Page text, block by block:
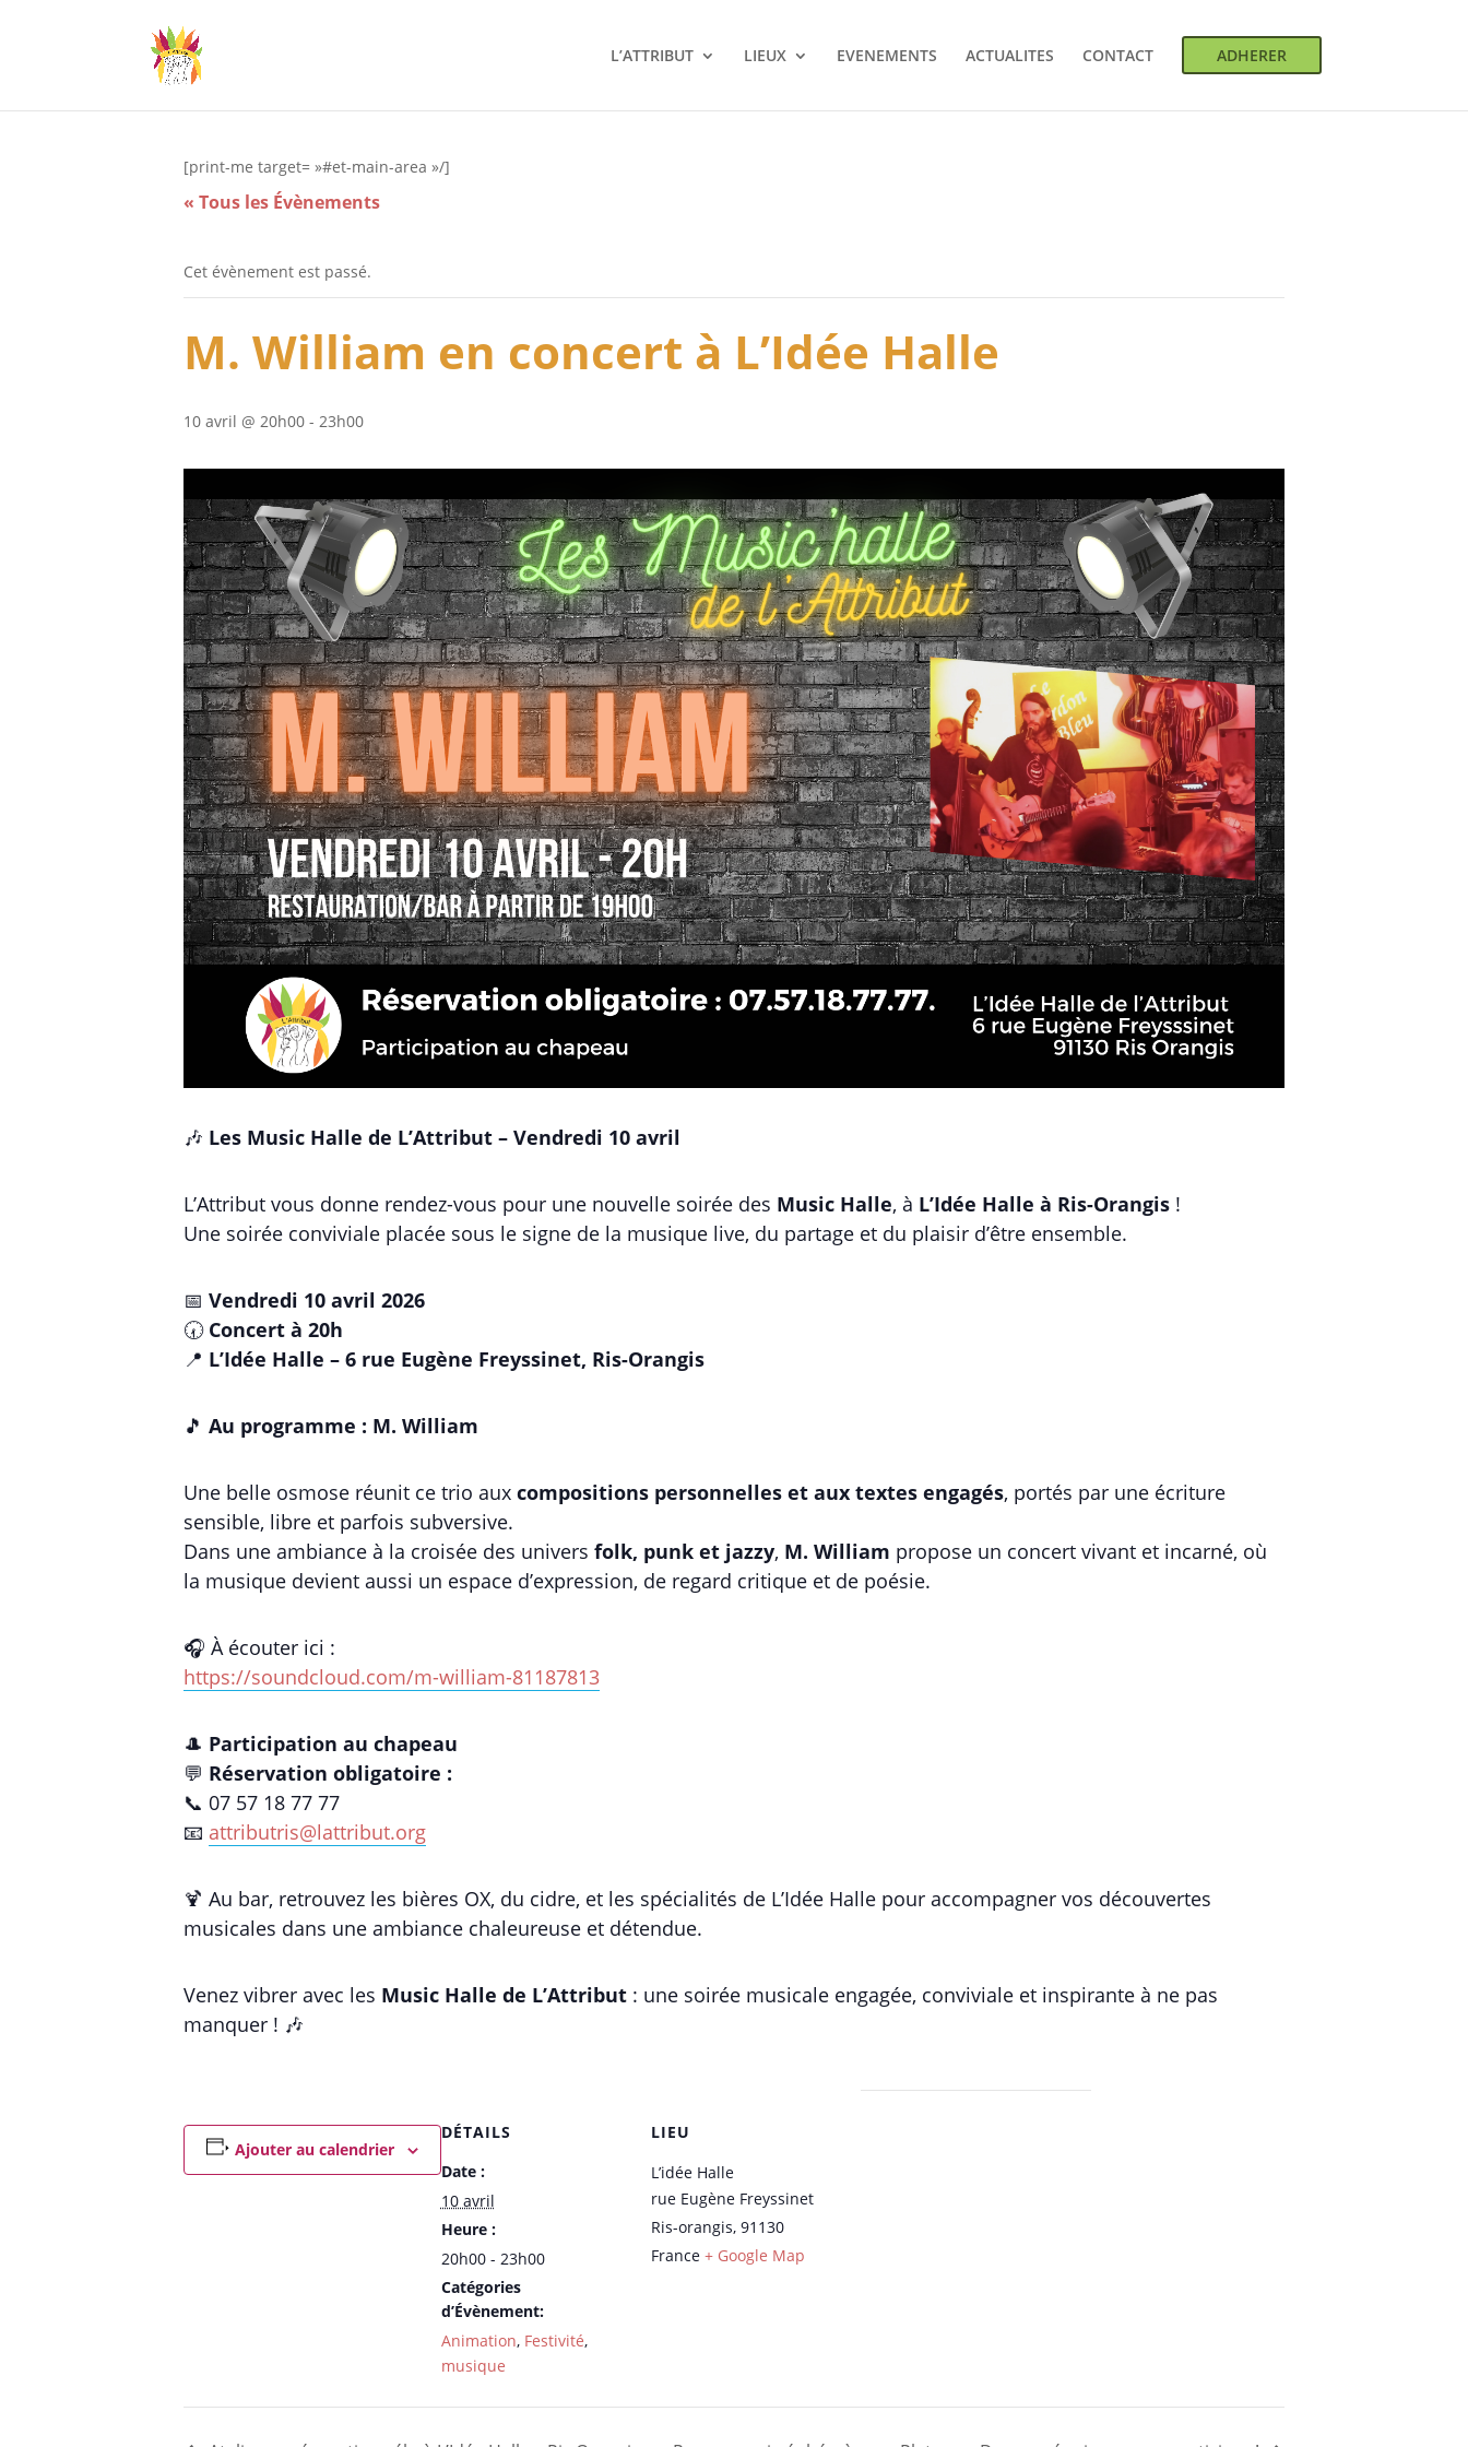
L’ATTRIBUT LIEUX EVENEMENTS ACTUALITES CONTACT ADHERER
[print-me target= »#et-main-area »/]
« Tous les Évènements
Cet évènement est passé.
M. William en concert à L’Idée Halle
10 avril @ 20h00 - 23h00
🎶 Les Music Halle de L’Attribut – Vendredi 10 avril
L’Attribut vous donne rendez-vous pour une nouvelle soirée des Music Halle, à L’Idée Halle à Ris-Orangis !
Une soirée conviviale placée sous le signe de la musique live, du partage et du plaisir d’être ensemble.
📅 Vendredi 10 avril 2026
🕢 Concert à 20h
📍 L’Idée Halle – 6 rue Eugène Freyssinet, Ris-Orangis
🎵 Au programme : M. William
Une belle osmose réunit ce trio aux compositions personnelles et aux textes engagés, portés par une écriture
sensible, libre et parfois subversive.
Dans une ambiance à la croisée des univers folk, punk et jazzy, M. William propose un concert vivant et incarné, où
la musique devient aussi un espace d’expression, de regard critique et de poésie.
🎧 À écouter ici :
https://soundcloud.com/m-william-81187813
🎩 Participation au chapeau
💬 Réservation obligatoire :
📞 07 57 18 77 77
📧 attributris@lattribut.org
🍹 Au bar, retrouvez les bières OX, du cidre, et les spécialités de L’Idée Halle pour accompagner vos découvertes
musicales dans une ambiance chaleureuse et détendue.
Venez vibrer avec les Music Halle de L’Attribut : une soirée musicale engagée, conviviale et inspirante à ne pas
manquer ! 🎶
Ajouter au calendrier
DÉTAILS
Date :
10 avril
Heure :
20h00 - 23h00
Catégories
d’Évènement:
Animation, Festivité,
musique
LIEU
L’idée Halle
rue Eugène Freyssinet
Ris-orangis, 91130
France + Google Map